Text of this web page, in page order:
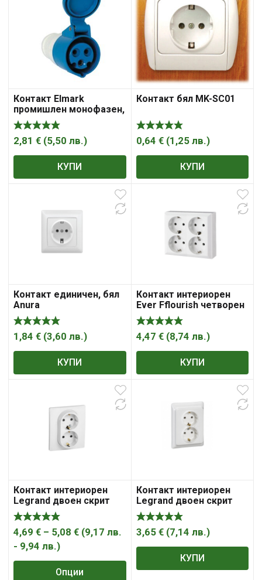
Контакт Elmark
промишлен монофазен,
противовлажен 16 A,
2P+E, 44 IP, син, HT
2,81 € (5,50 лв.)
КУПИ
Контакт бял MK-SC01
0,64 € (1,25 лв.)
КУПИ
Контакт единичен, бял
Anura
1,84 € (3,60 лв.)
КУПИ
Контакт интериорен
Ever Fflourish четворен
открит монтаж 16A, 4x
2P+ E, 20IP, бял, GAO
4,47 € (8,74 лв.)
КУПИ
Контакт интериорен
Legrand двоен скрит
монтаж 16A, 2x 2P+ E,
20IP, Niloe
4,69 € – 5,08 €Price
4,69 €
through
(9,17 лв.
- 9,94 лв.)
Опции
Контакт интериорен
Legrand двоен скрит
монтаж 16A, 2x 2P+ E,
20IP, бял Kaptika
3,65 € (7,14 лв.)
КУПИ